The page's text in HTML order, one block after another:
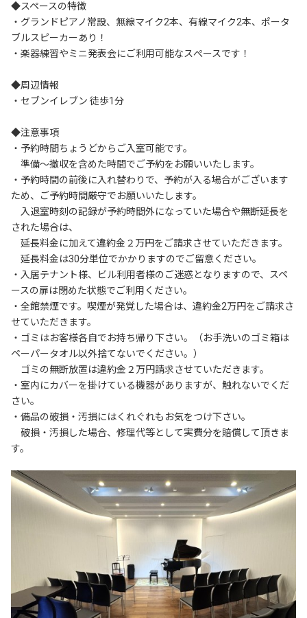
◆スペースの特徴
・グランドピアノ常設、無線マイク2本、有線マイク2本、ポータ
ブルスピーカーあり！
・楽器練習やミニ発表会にご利用可能なスぺースです！
◆周辺情報
・セブンイレブン 徒歩1分
◆注意事項
・予約時間ちょうどからご入室可能です。
準備～撤収を含めた時間でご予約をお願いいたします。
・予約時間の前後に入れ替わりで、予約が入る場合がございます
ため、ご予約時間厳守でお願いいたします。
入退室時刻の記録が予約時間外になっていた場合や無断延長を
された場合は、
延長料金に加えて違約金２万円をご請求させていただきます。
延長料金は30分単位でかかりますのでご留意ください。
・入居テナント様、ビル利用者様のご迷惑となりますので、スペ
ースの扉は閉めた状態でご利用ください。
・全館禁煙です。喫煙が発覚した場合は、違約金2万円をご請求さ
せていただきます。
・ゴミはお客様各自でお持ち帰り下さい。（お手洗いのゴミ箱は
ペーパータオル以外捨てないでください。）
ゴミの無断放置は違約金２万円請求させていただきます。
・室内にカバーを掛けている機器がありますが、触れないでくだ
さい。
・備品の破損・汚損にはくれぐれもお気をつけ下さい。
破損・汚損した場合、修理代等として実費分を賠償して頂きま
す。